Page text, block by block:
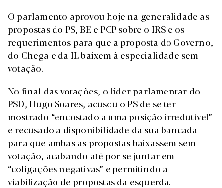
O parlamento aprovou hoje na generalidade as
propostas do PS, BE e PCP sobre o IRS e os
requerimentos para que a proposta do Governo,
do Chega e da IL baixem à especialidade sem
votação.
No final das votações, o líder parlamentar do
PSD, Hugo Soares, acusou o PS de se ter
mostrado “encostado a uma posição irredutível”
e recusado a disponibilidade da sua bancada
para que ambas as propostas baixassem sem
votação, acabando até por se juntar em
“coligações negativas” e permitindo a
viabilização de propostas da esquerda.